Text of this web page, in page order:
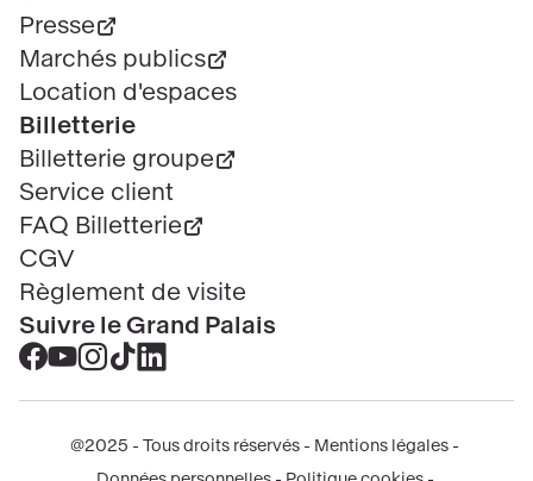
Presse
Marchés publics
Location d'espaces
Billetterie
Billetterie groupe
Service client
FAQ Billetterie
CGV
Règlement de visite
Suivre le Grand Palais
Accéder
au
Accéder
au
Accéder
au
Accéder
au
Accéder
au
@2025 - Tous droits réservés
Mentions légales